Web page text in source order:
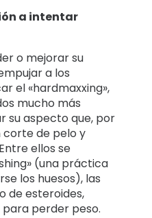
a intentar
o mejorar su
a los
el «hardmaxxing»,
mucho más
su aspecto que, por
corte de pelo y
ellos se
(una práctica
los huesos), las
de esteroides,
perder peso.